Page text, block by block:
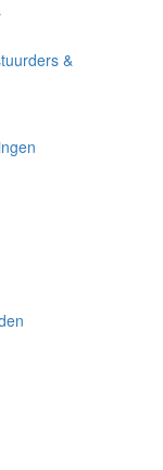
&